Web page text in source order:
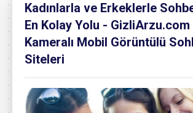
Kadınlarla ve Erkeklerle
En Kolay Yolu - GizliArzu.com
Kameralı Mobil Görüntülü
Siteleri